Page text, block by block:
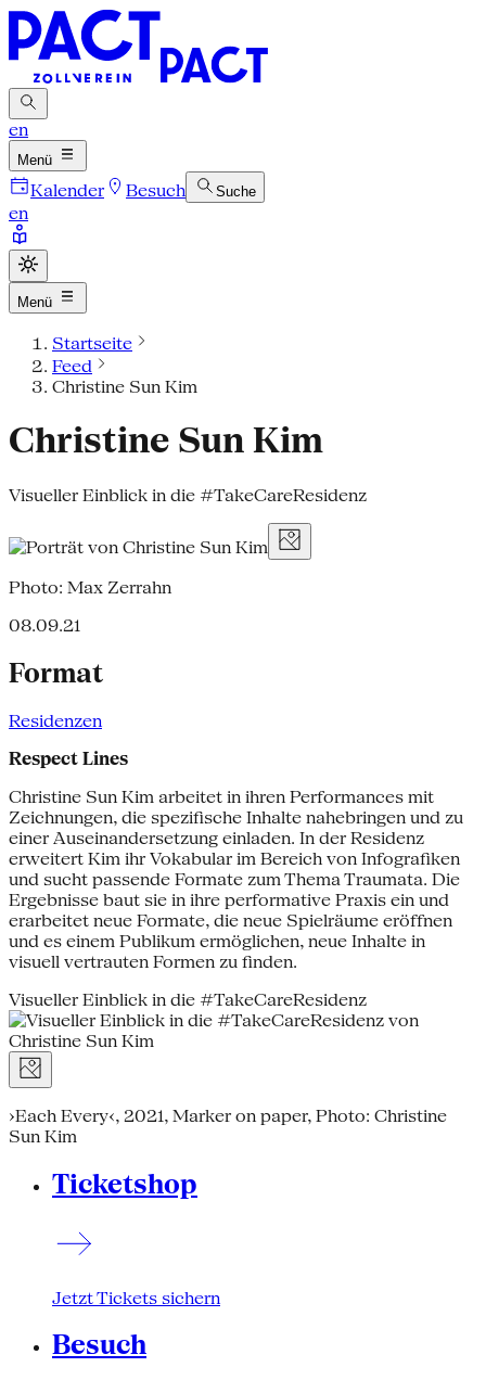
en
Menü
Kalender Besuch Suche
en
Menü
Startseite
Feed
Christine Sun Kim
Christine Sun Kim
Visueller Einblick in die #TakeCareResidenz
Photo: Max Zerrahn
08.09.21
Format
Residenzen
Respect Lines
Christine Sun Kim arbeitet in ihren Performances mit
Zeichnungen, die spezifische Inhalte nahebringen und zu
einer Auseinandersetzung einladen. In der Residenz
erweitert Kim ihr Vokabular im Bereich von Infografiken
und sucht passende Formate zum Thema Traumata. Die
Ergebnisse baut sie in ihre performative Praxis ein und
erarbeitet neue Formate, die neue Spielräume eröffnen
und es einem Publikum ermöglichen, neue Inhalte in
visuell vertrauten Formen zu finden.
Visueller Einblick in die #TakeCareResidenz
›Each Every‹, 2021, Marker on paper, Photo: Christine
Sun Kim
Ticketshop
Jetzt Tickets sichern
Besuch